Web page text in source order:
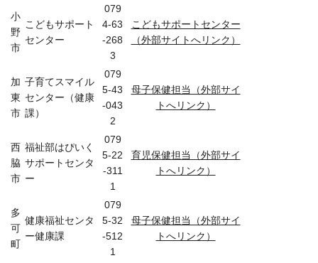
小
野
市
こどもサポート
センター
079
4-63
-268
3
こどもサポートセンター
（外部サイトへリンク）
加
東
市
子育てスマイル
センター（健康
課）
079
5-43
-043
2
母子保健担当（外部サイ
トへリンク）
西
脇
市
福祉部はぴいく
サポートセンタ
ー
079
5-22
-311
1
育児保健担当（外部サイ
トへリンク）
多
可
町
健康福祉センタ
ー健康課
079
5-32
-512
1
母子保健担当（外部サイ
トへリンク）